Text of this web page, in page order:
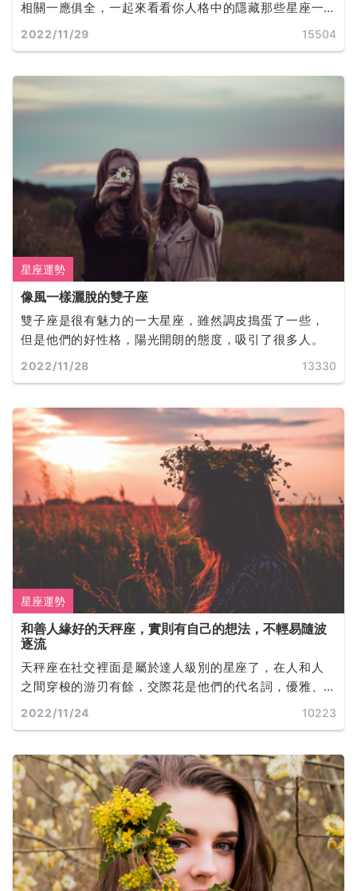
相關一應俱全，一起來看看你人格中的隱藏那些星座一
同探索不為人知的你吧!
2022/11/29 15504
星座運勢
像風一樣灑脫的雙子座
雙子座是很有魅力的一大星座，雖然調皮搗蛋了一些，
但是他們的好性格，陽光開朗的態度，吸引了很多人。
2022/11/28 13330
星座運勢
和善人緣好的天秤座，實則有自己的想法，不輕易隨波
逐流
天秤座在社交裡面是屬於達人級別的星座了，在人和人
之間穿梭的游刃有餘，交際花是他們的代名詞，優雅、
知性，讓人感覺氣質很高貴。
2022/11/24 10223